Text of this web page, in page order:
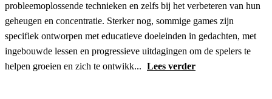
probleemoplossende technieken en zelfs bij het verbeteren van hun
geheugen en concentratie. Sterker nog, sommige games zijn
specifiek ontworpen met educatieve doeleinden in gedachten, met
ingebouwde lessen en progressieve uitdagingen om de spelers te
helpen groeien en zich te ontwikk... Lees verder